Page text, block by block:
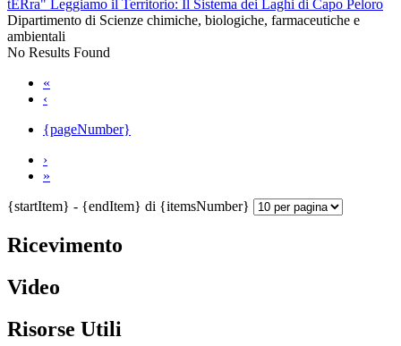
tERra" Leggiamo il Territorio: Il Sistema dei Laghi di Capo Peloro
Dipartimento di Scienze chimiche, biologiche, farmaceutiche e
ambientali
No Results Found
«
‹
{pageNumber}
›
»
{startItem} - {endItem} di {itemsNumber}
Ricevimento
Video
Risorse Utili